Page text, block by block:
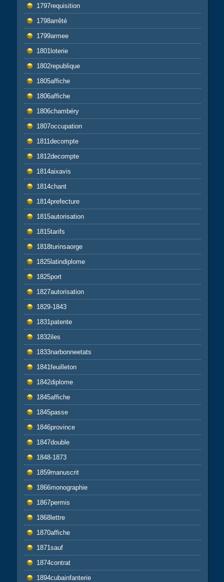
1797requisition
1798arrêté
1799armee
1801loterie
1802republique
1805affiche
1806affiche
1806chambéry
1807occupation
1811decompte
1812decompte
1814aixavis
1814chant
1814prefecture
1815autorisation
1815tarifs
1818turinsaorge
1825latindiplome
1825port
1827autorisation
1829-1843
1831patente
1832iles
1833narbonneetats
1841feuilleton
1842diplome
1845affiche
1845passe
1846province
1847double
1848-1873
1859manuscrit
1866monographie
1867permis
1868lettre
1870affiche
1871sauf
1874contrat
1894cubainfanterie